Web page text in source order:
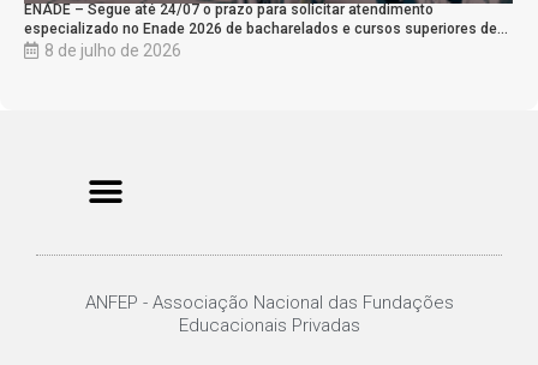
ENADE – Segue até 24/07 o prazo para solicitar atendimento
especializado no Enade 2026 de bacharelados e cursos superiores de…
8 de julho de 2026
ANFEP - Associação Nacional das Fundações
Educacionais Privadas